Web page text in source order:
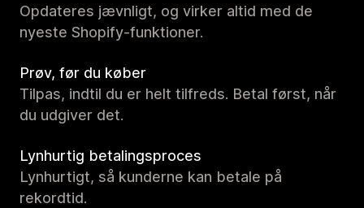
Opdateres jævnligt, og virker altid med de
nyeste Shopify-funktioner.
Prøv, før du køber
Tilpas, indtil du er helt tilfreds. Betal først, når
du udgiver det.
Lynhurtig betalingsproces
Lynhurtigt, så kunderne kan betale på
rekordtid.